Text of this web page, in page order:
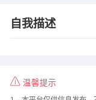
自我描述
温馨提示